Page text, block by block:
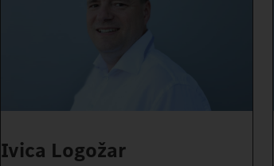
Ivica Logožar